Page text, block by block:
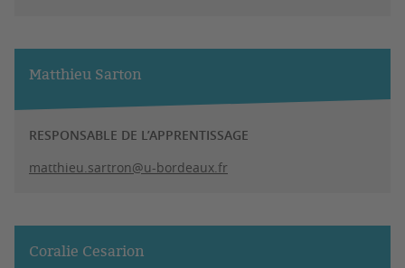
Matthieu Sarton
RESPONSABLE DE L’APPRENTISSAGE
matthieu.sartron@u-bordeaux.fr
Coralie Cesarion